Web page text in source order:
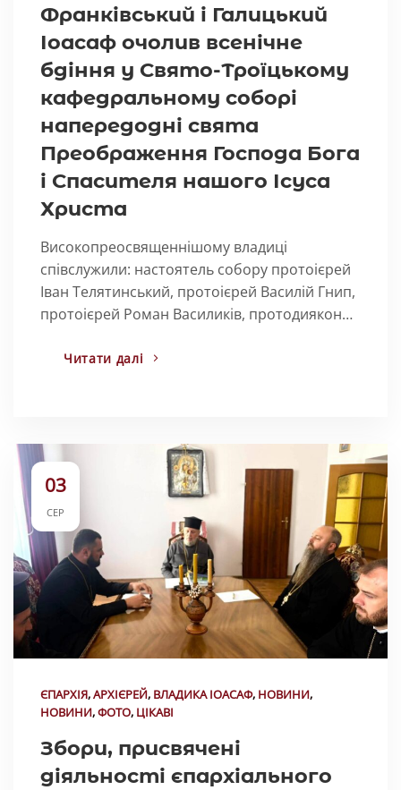
Франківський і Галицький
Іоасаф очолив всенічне
бдіння у Свято-Троїцькому
кафедральному соборі
напередодні свята
Преображення Господа Бога
і Спасителя нашого Ісуса
Христа
Високопреосвященнішому владиці
співслужили: настоятель собору протоієрей
Іван Телятинський, протоієрей Василій Гнип,
протоієрей Роман Василиків, протодиякон…
Читати далі
03
СЕР
ЄПАРХІЯ,АРХІЄРЕЙ, ВЛАДИКА ІОАСАФ, НОВИНИ,
НОВИНИ,ФОТО, ЦІКАВІ
Збори, присвячені
діяльності єпархіального